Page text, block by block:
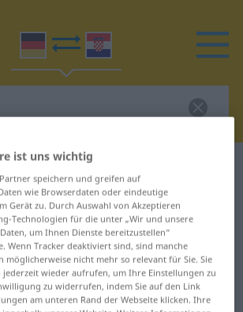
Wörterbuch
Übersetzung für
Kroatisch
ist uns wichtig
speichern und greifen auf
wie Browserdaten oder eindeutige
Gerät zu. Durch Auswahl von Akzeptieren
Technologien für die unter „Wir und unsere
um Ihnen Dienste bereitzustellen“
Wenn Tracker deaktiviert sind, sind manche
möglicherweise nicht mehr so relevant für Sie. Sie
jederzeit wieder aufrufen, um Ihre Einstellungen zu
zu widerrufen, indem Sie auf den Link
am unteren Rand der Webseite klicken. Ihre